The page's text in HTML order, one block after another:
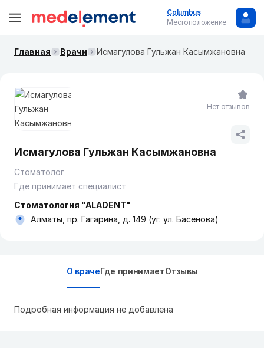
Columbus
Местоположение
Главная Врачи Исмагулова Гульжан Касымжановна
Исмагулова Гульжан Касымжановна
Стоматолог
Где принимает специалист
Стоматология "ALADENT"
Алматы, пр. Гагарина, д. 149 (уг. ул. Басенова)
Нет отзывов
О врачеГде принимаетОтзывы
Подробная информация не добавлена